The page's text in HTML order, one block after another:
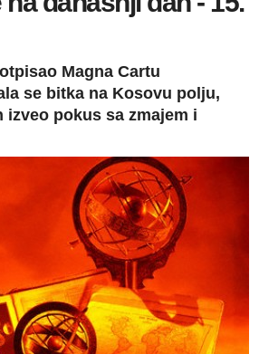
Magna Cartu
se bitka na Kosovu polju,
izveo pokus sa zmajem i